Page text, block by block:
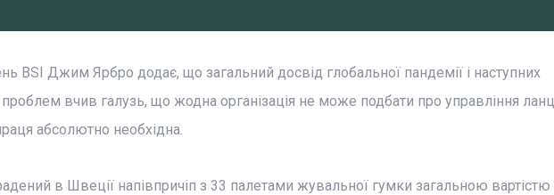
BSI Джим Ярбро додає, що загальний досвід глобальної пандемії і наступних
проблем вчив галузь, що жодна організація не може подбати про управління
абсолютно необхідна.
в Швеції напівпричіп з 33 палетами жувальної гумки загальною